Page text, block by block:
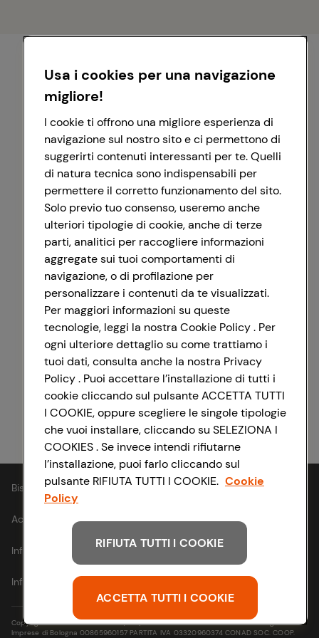
Registrati con Google
Registrati con Facebook
Registrati con Apple
Bisogno di aiuto?
Accessibilità
Informativa cookie
Informativa privacy
Copyright © 2021- Via Michelino, 59 | 40127 BOLOGNA Codice Fiscale e Registro
Imprese di Bologna 00865960157 PARTITA IVA 03320960374 CONAD SOC. COOP.
Usa i cookies per una navigazione
migliore!
I cookie ti offrono una migliore esperienza di
navigazione sul nostro sito e ci permettono di
suggerirti contenuti interessanti per te. Quelli
di natura tecnica sono indispensabili per
permettere il corretto funzionamento del sito.
Solo previo tuo consenso, useremo anche
ulteriori tipologie di cookie, anche di terze
parti, analitici per raccogliere informazioni
aggregate sui tuoi comportamenti di
navigazione, o di profilazione per
personalizzare i contenuti da te visualizzati.
Per maggiori informazioni su queste
tecnologie, leggi la nostra Cookie Policy . Per
ogni ulteriore dettaglio su come trattiamo i
tuoi dati, consulta anche la nostra Privacy
Policy . Puoi accettare l’installazione di tutti i
cookie cliccando sul pulsante ACCETTA TUTTI
I COOKIE, oppure scegliere le singole tipologie
che vuoi installare, cliccando su SELEZIONA I
COOKIES . Se invece intendi rifiutarne
l’installazione, puoi farlo cliccando sul
pulsante RIFIUTA TUTTI I COOKIE. Cookie
Policy
RIFIUTA TUTTI I COOKIE
ACCETTA TUTTI I COOKIE